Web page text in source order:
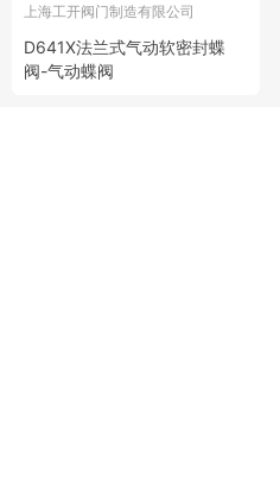
上海工开阀门制造有限公司
D641X法兰式气动软密封蝶
阀-气动蝶阀